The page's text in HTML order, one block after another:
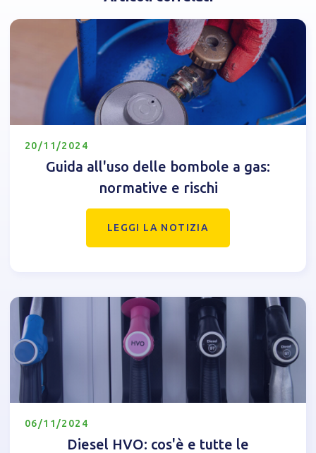
20/11/2024
Guida all'uso delle bombole a gas:
normative e rischi
LEGGI LA NOTIZIA
06/11/2024
Diesel HVO: cos'è e tutte le